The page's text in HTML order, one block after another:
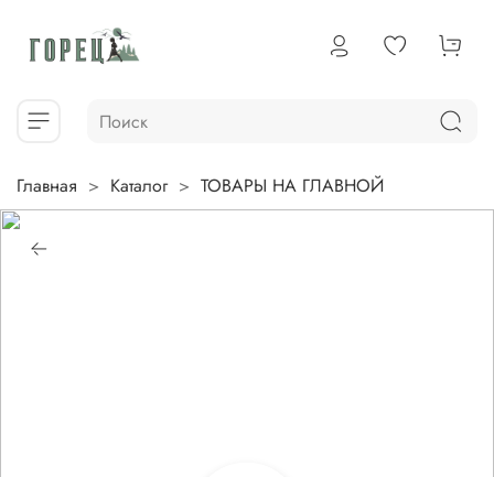
Главная Каталог ТОВАРЫ НА ГЛАВНОЙ